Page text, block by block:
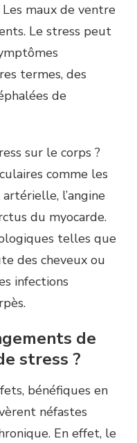
maux de ventre
Le stress peut
termes, des
de
sur le corps ?
comme les
l’angine
du myocarde.
telles que
des cheveux ou
infections
de
stress ?
bénéfiques en
néfastes
En effet, le